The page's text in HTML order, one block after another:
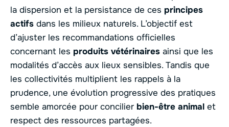
la dispersion et la persistance de ces principes
actifs dans les milieux naturels. L’objectif est
d’ajuster les recommandations officielles
concernant les produits vétérinaires ainsi que les
modalités d’accès aux lieux sensibles. Tandis que
les collectivités multiplient les rappels à la
prudence, une évolution progressive des pratiques
semble amorcée pour concilier bien-être animal et
respect des ressources partagées.